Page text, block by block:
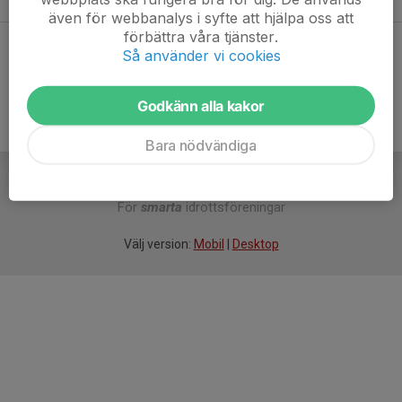
För smarta idrottsföreningar
Välj version: Mobil Desktop
även för webbanalys i syfte att hjälpa oss att
förbättra våra tjänster.
Så använder vi cookies
Godkänn alla kakor
Bara nödvändiga